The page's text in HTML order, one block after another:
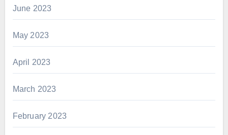
June 2023
May 2023
April 2023
March 2023
February 2023